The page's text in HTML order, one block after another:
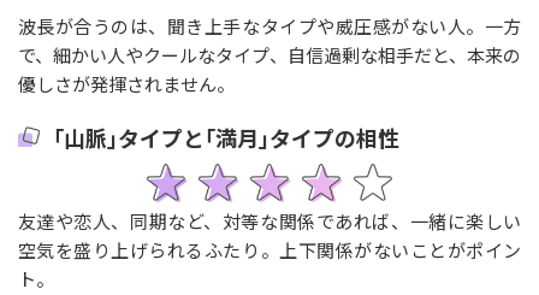
波長が合うのは、聞き上手なタイプや威圧感がない人。一方
で、細かい人やクールなタイプ、自信過剰な相手だと、本来の
優しさが発揮されません。
｢山脈｣タイプと｢満月｣タイプの相性
友達や恋人、同期など、対等な関係であれば、一緒に楽しい
空気を盛り上げられるふたり。上下関係がないことがポイン
ト。